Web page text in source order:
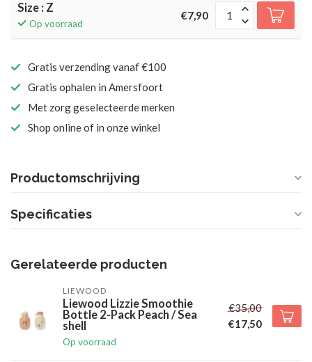
Size : Z
Op voorraad
€7,90
Gratis verzending vanaf €100
Gratis ophalen in Amersfoort
Met zorg geselecteerde merken
Shop online of in onze winkel
Productomschrijving
Specificaties
Gerelateerde producten
LIEWOOD
Liewood Lizzie Smoothie
Bottle 2-Pack Peach / Sea
shell
Op voorraad
€35,00
€17,50